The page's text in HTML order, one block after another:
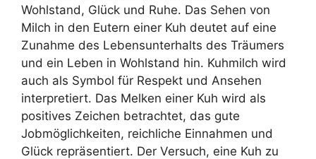
Wohlstand, Glück und Ruhe. Das Sehen von
Milch in den Eutern einer Kuh deutet auf eine
Zunahme des Lebensunterhalts des Träumers
und ein Leben in Wohlstand hin. Kuhmilch wird
auch als Symbol für Respekt und Ansehen
interpretiert. Das Melken einer Kuh wird als
positives Zeichen betrachtet, das gute
Jobmöglichkeiten, reichliche Einnahmen und
Glück repräsentiert. Der Versuch, eine Kuh zu